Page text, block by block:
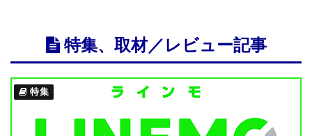
特集、取材／レビュー記事
特集